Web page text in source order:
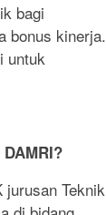
bagi
bonus kinerja.
untuk
jurusan Teknik